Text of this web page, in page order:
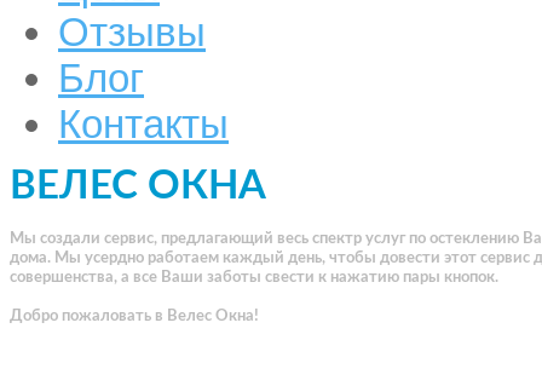
Отзывы
Блог
Контакты
ВЕЛЕС ОКНА
Мы создали сервис, предлагающий весь спектр услуг по остеклению
дома. Мы усердно работаем каждый день, чтобы довести этот сервис
совершенства, а все Ваши заботы свести к нажатию пары кнопок.
Добро пожаловать в Велес Окна!